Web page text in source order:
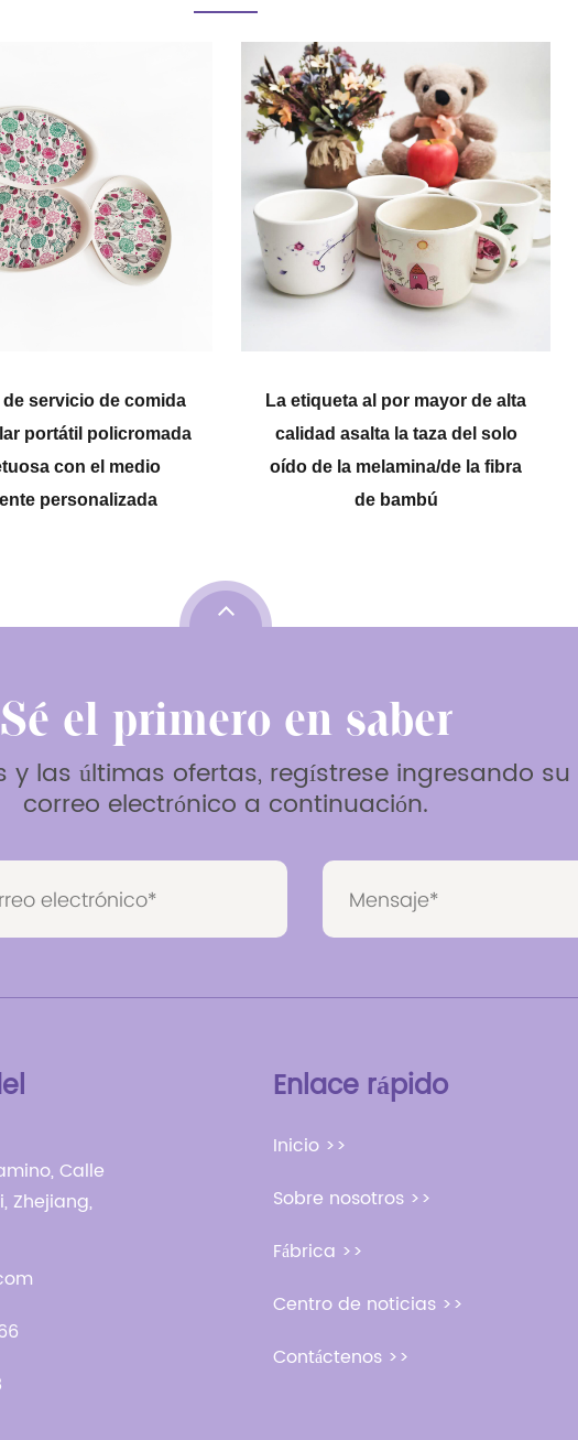
La etiqueta al por mayor de alta
calidad asalta la taza del solo
oído de la melamina/de la fibra
Personalización de
de agua de té de
melamina
Sé el primero en saber
y las últimas ofertas, regístrese ingresando
correo electrónico a continuación.
Calle
Zhejiang,
Enlace rápido
Inicio >>
Sobre nosotros >>
Fábrica >>
Centro de noticias >>
Contáctenos >>